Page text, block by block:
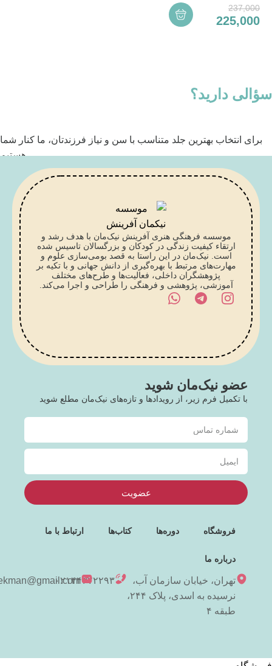
237,000
225,000
سؤالی دارید؟
برای انتخاب بهترین جلد متناسب با سن و نیاز فرزندتان، ما کنار شما
هستیم
تماس با کارشناس
موسسه فرهنگی هنری آفرینش نیک‌مان با هدف رشد و
ارتقاء کیفیت زندگی در کودکان و بزرگسالان تاسیس شده
است. نیک‌مان در این راستا به قصد بومی‌سازی علوم و
مهارت‌های مرتبط با بهره‌گیری از دانش جهانی و با تکیه بر
پژوهشگران داخلی، فعالیت‌ها و طرح‌های مختلف
آموزشی، پژوهشی و فرهنگی را طراحی و اجرا می‌کند.
عضو نیک‌مان شوید
با تکمیل فرم زیر، از رویدادها و تازه‌های نیک‌مان مطلع شوید
عضویت
فروشگاه دوره‌ها کتاب‌ها ارتباط با ما
درباره ما
تهران، خیابان سازمان آب،
نرسیده به اسدی، پلاک ۲۴۴،
طبقه ۴
۰۲۱۴۴۳۷۲۲۹۳